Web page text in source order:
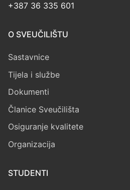
+387 36 335 601
O SVEUČILIŠTU
Sastavnice
Tijela i službe
Dokumenti
Članice Sveučilišta
Osiguranje kvalitete
Organizacija
STUDENTI